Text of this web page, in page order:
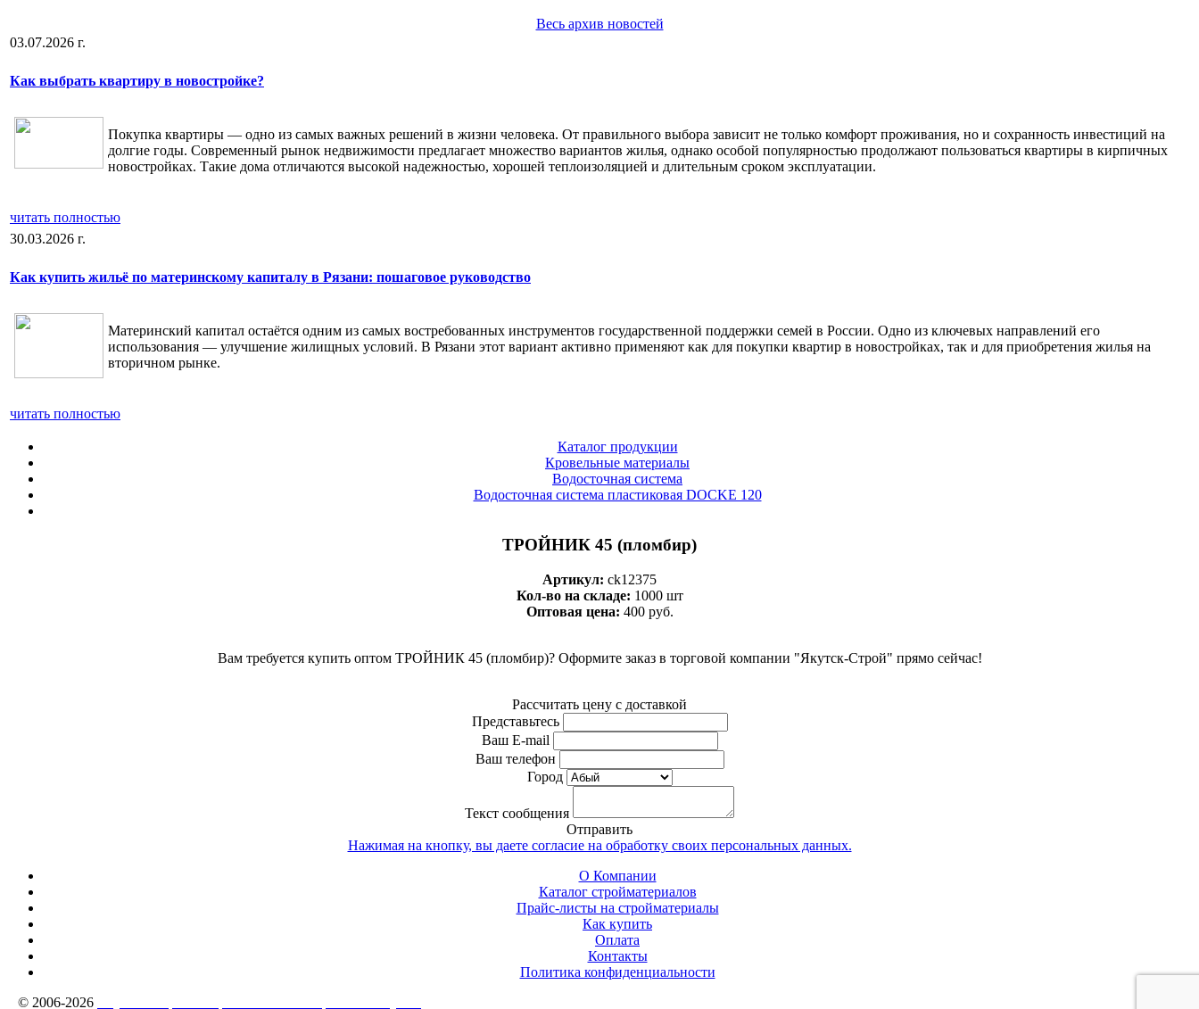
Весь архив новостей
03.07.2026 г.
Как выбрать квартиру в новостройке?
Покупка квартиры — одно из самых важных решений в жизни человека. От правильного выбора зависит не только комфорт проживания, но и сохранность инвестиций на
долгие годы. Современный рынок недвижимости предлагает множество вариантов жилья, однако особой популярностью продолжают пользоваться квартиры в кирпичных
новостройках. Такие дома отличаются высокой надежностью, хорошей теплоизоляцией и длительным сроком эксплуатации.
читать полностью
30.03.2026 г.
Как купить жильё по материнскому капиталу в Рязани: пошаговое руководство
Материнский капитал остаётся одним из самых востребованных инструментов государственной поддержки семей в России. Одно из ключевых направлений его
использования — улучшение жилищных условий. В Рязани этот вариант активно применяют как для покупки квартир в новостройках, так и для приобретения жилья на
вторичном рынке.
читать полностью
Каталог продукции
Кровельные материалы
Водосточная система
Водосточная система пластиковая DOCKE 120
ТРОЙНИК 45 (пломбир)
Артикул: ck12375
Кол-во на складе: 1000 шт
Оптовая цена: 400 руб.
Вам требуется купить оптом ТРОЙНИК 45 (пломбир)? Оформите заказ в торговой компании "Якутск-Строй" прямо сейчас!
Рассчитать цену с доставкой
Представьтесь
Ваш E-mail
Ваш телефон
Город
Текст сообщения
Отправить
Нажимая на кнопку, вы даете согласие на обработку своих персональных данных.
О Компании
Каталог стройматериалов
Прайс-листы на стройматериалы
Как купить
Оплата
Контакты
Политика конфиденциальности
© 2006-2026